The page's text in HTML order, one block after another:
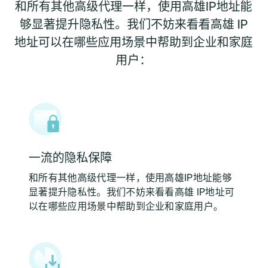
和所有其他高级代理一样，使用高雄IP地址能
够显著提升隐私性。我们不妨来看看高雄 IP
地址可以在哪些应用场景中帮助到企业和家庭
用户：
一流的隐私保障
和所有其他高级代理一样，使用高雄IP地址能够
显著提升隐私性。我们不妨来看看高雄 IP地址可
以在哪些应用场景中帮助到企业和家庭用户。